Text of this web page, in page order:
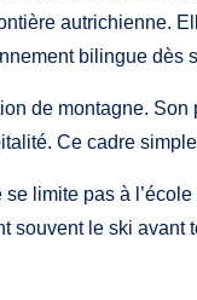
autrichienne.
bilingue dès
de montagne.
Ce cadre
limite pas à
souvent le ski